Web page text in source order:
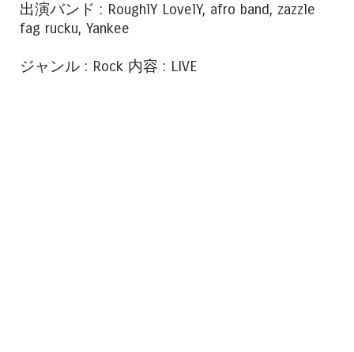
出演バンド : RoughlY LovelY, afro band, zazzle
fag rucku, Yankee
ジャンル : Rock 内容 : LIVE